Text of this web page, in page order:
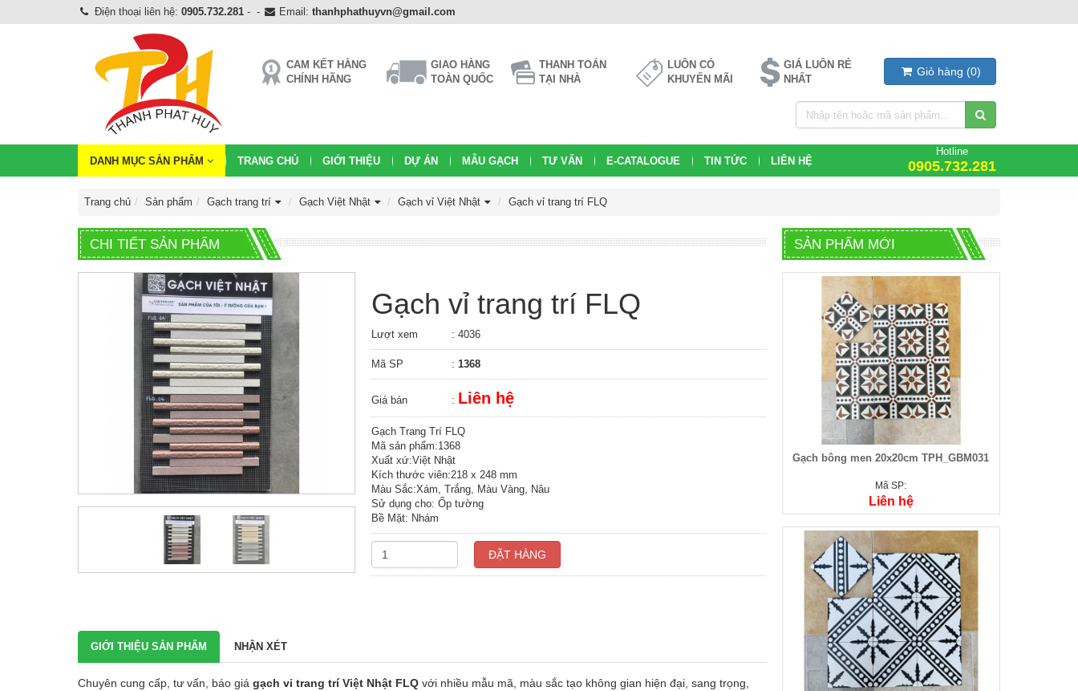
Điện thoại liên hệ: 0905.732.281- - Email:thanhphathuyvn@gmail.com
CAM KẾT HÀNG
CHÍNH HÃNG
GIAO HÀNG
TOÀN QUỐC
THANH TOÁN
TẠI NHÀ
LUÔN CÓ
KHUYẾN MÃI
GIÁ LUÔN RẺ
NHẤT
Giỏ hàng (0)
DANH MỤC SẢN PHẨM TRANG CHỦ GIỚI THIỆU DỰ ÁN MẪU GẠCH TƯ VẤN E-CATALOGUE TIN TỨC LIÊN HỆ
Hotline
0905.732.281
Trang chủ Sản phẩm Gạch trang trí Gạch Việt Nhật Gạch vỉ Việt Nhật Gạch vỉ trang trí FLQ
CHI TIẾT SẢN PHẨM
Gạch vỉ trang trí FLQ
Lượt xem : 4036
Mã SP : 1368
Giá bán : Liên hệ
Gạch Trang Trí FLQ
Mã sản phẩm:1368
Xuất xứ:Việt Nhật
Kích thước viên:218 x 248 mm
Màu Sắc:Xám, Trắng, Màu Vàng, Nâu
Sử dụng cho: Ốp tường
Bề Mặt: Nhám
ĐẶT HÀNG
GIỚI THIỆU SẢN PHẨM NHẬN XÉT
Chuyên cung cấp, tư vấn, báo giá gạch vỉ trang trí Việt Nhật FLQ với nhiều mẫu mã, màu sắc tạo không gian hiện đại, sang trọng,
SẢN PHẨM MỚI
Gạch bông men 20x20cm TPH_GBM031
Mã SP:
Liên hệ